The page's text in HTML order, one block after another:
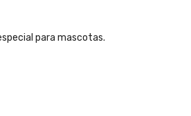
para mascotas.